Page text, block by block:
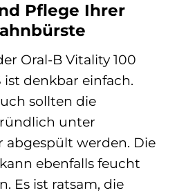
Pflege Ihrer
Oral-B Vitality 100
ist denkbar einfach.
sollten die
unter
abgespült werden. Die
ebenfalls feucht
Es ist ratsam, die